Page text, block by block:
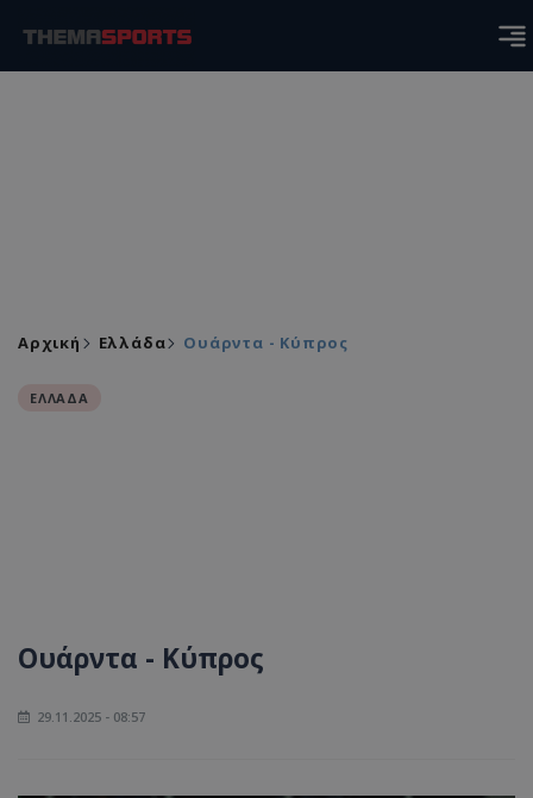
Αρχική Ελλάδα Ουάρντα - Κύπρος
ΕΛΛΑΔΑ
Ουάρντα - Κύπρος
29.11.2025 - 08:57